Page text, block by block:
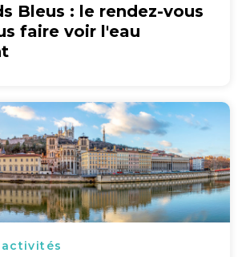
Bleus : le rendez-vous
faire voir l'eau